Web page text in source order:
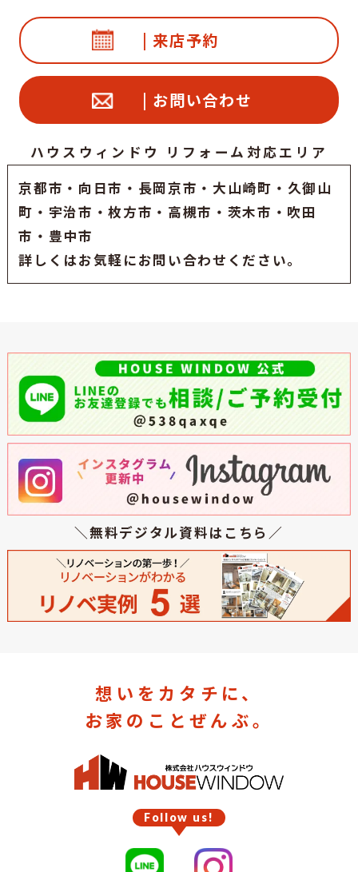
| 来店予約
| お問い合わせ
ハウスウィンドウ リフォーム対応エリア
京都市 ・ 向日市 ・ 長岡京市 ・大山崎町・久御山
町・ 宇治市 ・枚方市・高槻市・茨木市・吹田
市・豊中市
詳しくはお気軽にお問い合わせください。
＼無料デジタル資料はこちら／
想いをカタチに、
お家のことぜんぶ。
Follow us!